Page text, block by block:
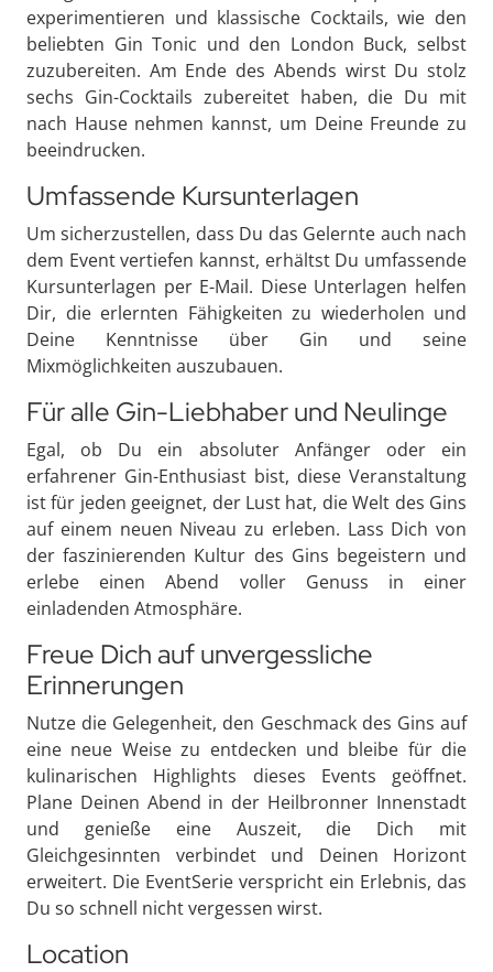
experimentieren und klassische Cocktails, wie den
beliebten Gin Tonic und den London Buck, selbst
zuzubereiten. Am Ende des Abends wirst Du stolz
sechs Gin-Cocktails zubereitet haben, die Du mit
nach Hause nehmen kannst, um Deine Freunde zu
beeindrucken.
Umfassende Kursunterlagen
Um sicherzustellen, dass Du das Gelernte auch nach
dem Event vertiefen kannst, erhältst Du umfassende
Kursunterlagen per E-Mail. Diese Unterlagen helfen
Dir, die erlernten Fähigkeiten zu wiederholen und
Deine Kenntnisse über Gin und seine
Mixmöglichkeiten auszubauen.
Für alle Gin-Liebhaber und Neulinge
Egal, ob Du ein absoluter Anfänger oder ein
erfahrener Gin-Enthusiast bist, diese Veranstaltung
ist für jeden geeignet, der Lust hat, die Welt des Gins
auf einem neuen Niveau zu erleben. Lass Dich von
der faszinierenden Kultur des Gins begeistern und
erlebe einen Abend voller Genuss in einer
einladenden Atmosphäre.
Freue Dich auf unvergessliche
Erinnerungen
Nutze die Gelegenheit, den Geschmack des Gins auf
eine neue Weise zu entdecken und bleibe für die
kulinarischen Highlights dieses Events geöffnet.
Plane Deinen Abend in der Heilbronner Innenstadt
und genieße eine Auszeit, die Dich mit
Gleichgesinnten verbindet und Deinen Horizont
erweitert. Die EventSerie verspricht ein Erlebnis, das
Du so schnell nicht vergessen wirst.
Location